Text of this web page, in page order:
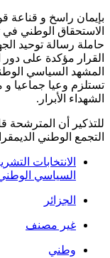
بإيمان راسخ و قناعة
الاستحقاق الوطني
حاملة رسالة توحيد
القرار مؤكدة على دور
المشهد السياسي
تستلزم وعيا جماعيا
الشهداء الأبرار.
للتذكير أن المترشحة
التجمع الوطني
الانتخابات
السياسي
الجزائر
غير مصنف
وطني